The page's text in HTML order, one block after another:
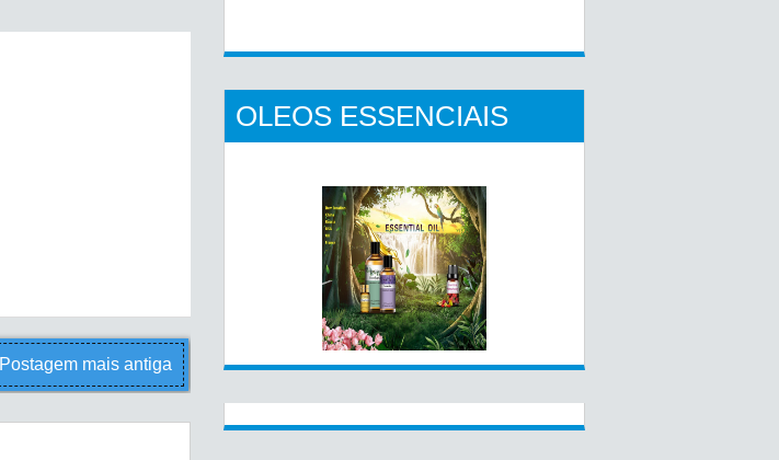
Postagem mais antiga
OLEOS ESSENCIAIS